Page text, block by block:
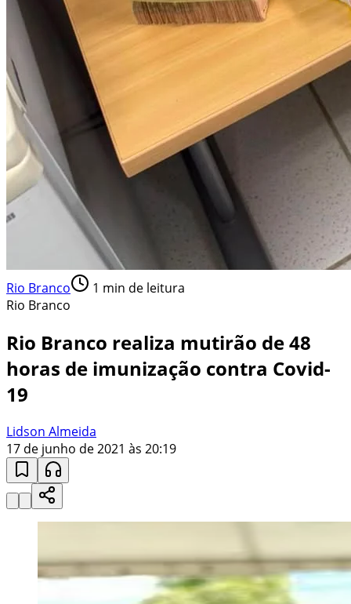
Rio Branco 1 min de leitura
Rio Branco
Rio Branco realiza mutirão de 48
horas de imunização contra Covid-
19
Lidson Almeida
17 de junho de 2021 às 20:19